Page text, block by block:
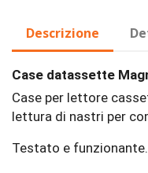
Descrizione
Case datassette
Case per lettore
lettura di nastri per
Testato e funzionante.